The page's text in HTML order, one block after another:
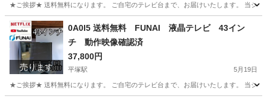
★ご挨拶★ 送料無料になります。 ご自宅のテレビ台まで、お届けいたします。 当シ
神奈川 相模原市 相模原駅 55インチ
売ります
0A0I5 送料無料 FUNAI 液晶テレビ 43イン
チ 動作映像確認済
37,800円
平塚駅 5月19日
★ご挨拶★ 送料無料になります。 ご自宅のテレビ台まで、お届けいたします。 当シ